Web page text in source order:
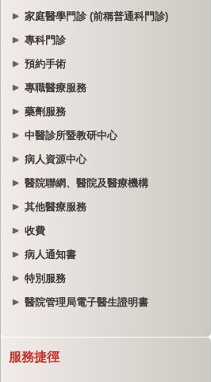
家庭醫學門診 (前稱普通科門診)
專科門診
預約手術
專職醫療服務
藥劑服務
中醫診所暨教研中心
病人資源中心
醫院聯網、醫院及醫療機構
其他醫療服務
收費
病人通知書
特別服務
醫院管理局電子醫生證明書
服務捷徑